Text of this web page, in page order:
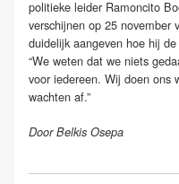
politieke leider Ramoncito
verschijnen op 25 november
duidelijk aangeven hoe hij
“We weten dat we niets
voor iedereen. Wij doen ons
wachten af.”
Door Belkis Osepa